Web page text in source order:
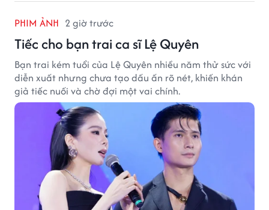
PHIM ẢNH 2 giờ trước
Tiếc cho bạn trai ca sĩ Lệ Quyên
Bạn trai kém tuổi của Lệ Quyên nhiều năm thử sức với
diễn xuất nhưng chưa tạo dấu ấn rõ nét, khiến khán
giả tiếc nuối và chờ đợi một vai chính.